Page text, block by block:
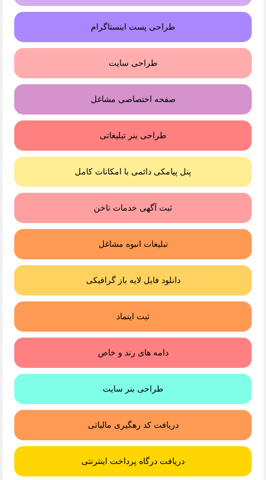
طراحی پست اینستاگرام
طراحی سایت
صفحه اختصاصی مشاغل
طراحی بنر تبلیغاتی
پنل پیامکی دائمی با امکانات کامل
ثبت آگهی خدمات ناخن
تبلیغات انبوه مشاغل
دانلود فایل لایه باز گرافیکی
ثبت اینماد
دامه های رند و خاص
طراحی بنر سایت
دریافت کد رهگیری مالیاتی
دریافت درگاه پرداخت اینترنتی